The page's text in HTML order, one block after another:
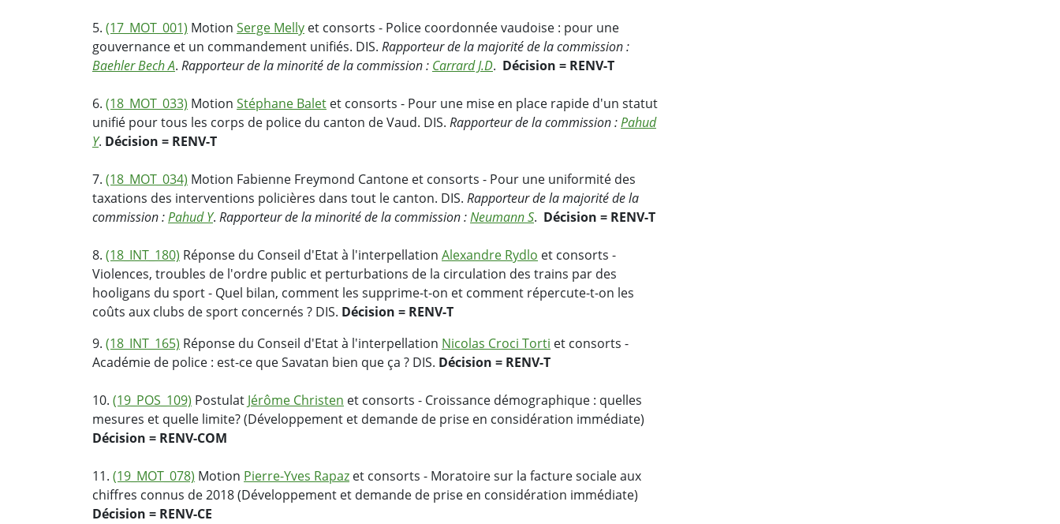
5. (17_MOT_001) Motion Serge Melly et consorts - Police coordonnée vaudoise : pour une
gouvernance et un commandement unifiés. DIS. Rapporteur de la majorité de la commission :
Baehler Bech A. Rapporteur de la minorité de la commission : Carrard J.D. Décision = RENV-T
6. (18_MOT_033) Motion Stéphane Balet et consorts - Pour une mise en place rapide d'un statut
unifié pour tous les corps de police du canton de Vaud. DIS. Rapporteur de la commission :Pahud
Y. Décision = RENV-T
7. (18_MOT_034) Motion Fabienne Freymond Cantone et consorts - Pour une uniformité des
taxations des interventions policières dans tout le canton. DIS. Rapporteur de la majorité de la
commission :Pahud Y. Rapporteur de la minorité de la commission :Neumann S. Décision = RENV-T
8. (18_INT_180) Réponse du Conseil d'Etat à l'interpellation Alexandre Rydlo et consorts -
Violences, troubles de l'ordre public et perturbations de la circulation des trains par des
hooligans du sport - Quel bilan, comment les supprime-t-on et comment répercute-t-on les
coûts aux clubs de sport concernés ? DIS. Décision = RENV-T
9. (18_INT_165) Réponse du Conseil d'Etat à l'interpellation Nicolas Croci Torti et consorts -
Académie de police : est-ce que Savatan bien que ça ? DIS. Décision = RENV-T
10. (19_POS_109) Postulat Jérôme Christen et consorts - Croissance démographique : quelles
mesures et quelle limite? (Développement et demande de prise en considération immédiate)
Décision = RENV-COM
11. (19_MOT_078) Motion Pierre-Yves Rapaz et consorts - Moratoire sur la facture sociale aux
chiffres connus de 2018 (Développement et demande de prise en considération immédiate)
Décision = RENV-CE